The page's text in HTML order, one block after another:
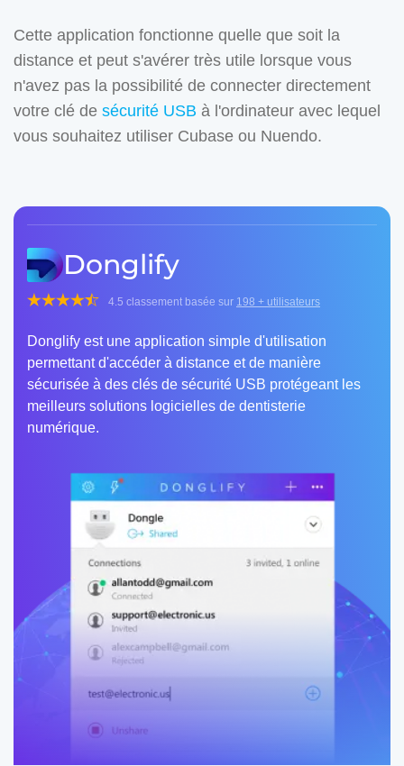
Cette application fonctionne quelle que soit la
distance et peut s'avérer très utile lorsque vous
n'avez pas la possibilité de connecter directement
votre clé de sécurité USB à l'ordinateur avec lequel
vous souhaitez utiliser Cubase ou Nuendo.
Donglify
4.5 classement basée sur 198 + utilisateurs
Donglify est une application simple d'utilisation
permettant d'accéder à distance et de manière
sécurisée à des clés de sécurité USB protégeant les
meilleurs solutions logicielles de dentisterie
numérique.